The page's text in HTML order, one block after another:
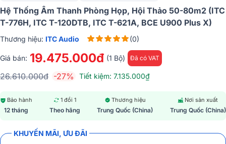
Hệ Thống Âm Thanh Phòng Họp, Hội Thảo 50-80m2 (ITC
T-776H, ITC T-120DTB, ITC T-621A, BCE U900 Plus X)
Thương hiệu: ITC Audio (0)
Giá bán: 19.475.000đ (1 Bộ) Đã có VAT
26.610.000đ -27% Tiết kiệm: 7.135.000₫
Bảo hành
12 tháng
1 đổi 1
Theo hãng
Thương hiệu
Trung Quốc (China)
Nơi sản xuất
Trung Quốc (China)
KHUYẾN MÃI, ƯU ĐÃI